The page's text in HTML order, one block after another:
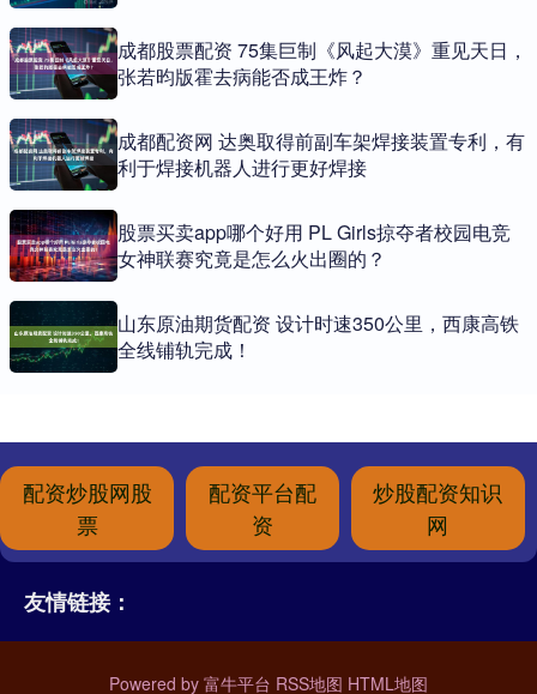
成都股票配资 75集巨制《风起大漠》重见天日，
张若昀版霍去病能否成王炸？
成都配资网 达奥取得前副车架焊接装置专利，有
利于焊接机器人进行更好焊接
股票买卖app哪个好用 PL Girls掠夺者校园电竞
女神联赛究竟是怎么火出圈的？
山东原油期货配资 设计时速350公里，西康高铁
全线铺轨完成！
配资炒股网股
票
配资平台配
资
炒股配资知识
网
友情链接：
Powered by 富牛平台 RSS地图 HTML地图